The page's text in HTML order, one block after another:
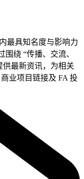
最具知名度与影响力
绕 “传播、交流、
最新资讯，为相关
业项目链接及 FA 投